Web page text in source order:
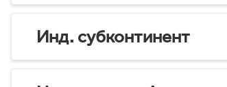
Инд. субконтинент